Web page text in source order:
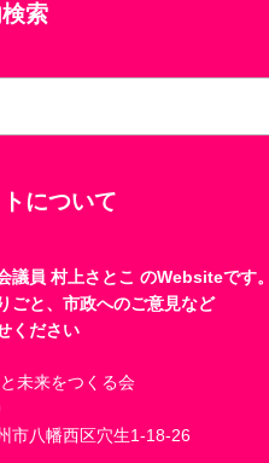
索
について
議員 村上さとこ のWebsiteです。
ごと、市政へのご意見など
ください
未来をつくる会
市八幡西区穴生1-18-26